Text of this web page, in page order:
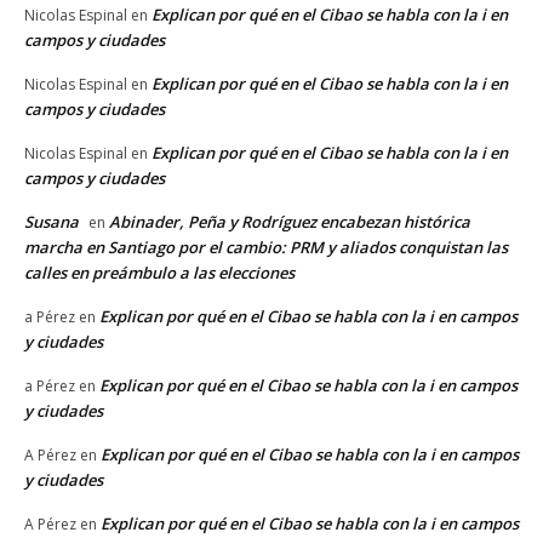
Nicolas Espinal en Explican por qué en el Cibao se habla con la i en
campos y ciudades
Nicolas Espinal en Explican por qué en el Cibao se habla con la i en
campos y ciudades
Nicolas Espinal en Explican por qué en el Cibao se habla con la i en
campos y ciudades
Susana en Abinader, Peña y Rodríguez encabezan histórica
marcha en Santiago por el cambio: PRM y aliados conquistan las
calles en preámbulo a las elecciones
a Pérez en Explican por qué en el Cibao se habla con la i en campos
y ciudades
a Pérez en Explican por qué en el Cibao se habla con la i en campos
y ciudades
A Pérez en Explican por qué en el Cibao se habla con la i en campos
y ciudades
A Pérez en Explican por qué en el Cibao se habla con la i en campos